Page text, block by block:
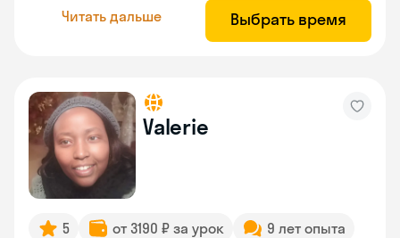
Читать дальше Выбрать время
Valerie
5 от 3190 ₽ за урок 9 лет опыта